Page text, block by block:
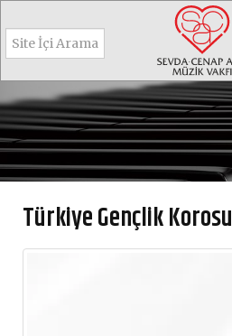
Türkiye Gençlik Korosu